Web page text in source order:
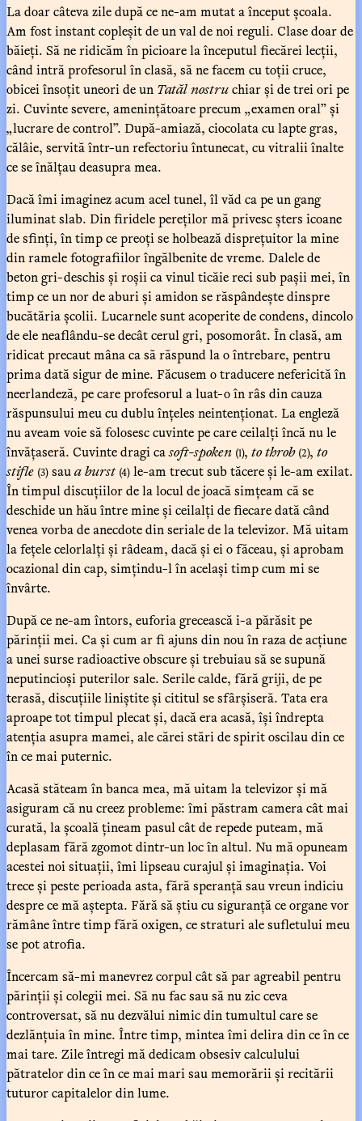
La doar câteva zile după ce ne-am mutat a început școala.
Am fost instant copleșit de un val de noi reguli. Clase doar de
băieți. Să ne ridicăm în picioare la începutul fiecărei lecții,
când intră profesorul în clasă, să ne facem cu toții cruce,
obicei însoțit uneori de un Tatăl nostruchiar și de trei ori pe
zi. Cuvinte severe, amenințătoare precum „examen oral” și
„lucrare de control”. După-amiază, ciocolata cu lapte gras,
călâie, servită într-un refectoriu întunecat, cu vitralii înalte
ce se înălțau deasupra mea.
Dacă îmi imaginez acum acel tunel, îl văd ca pe un gang
iluminat slab. Din firidele pereților mă privesc șters icoane
de sfinți, în timp ce preoți se holbează disprețuitor la mine
din ramele fotografiilor îngălbenite de vreme. Dalele de
beton gri-deschis și roșii ca vinul ticăie reci sub pașii mei, în
timp ce un nor de aburi și amidon se răspândește dinspre
bucătăria școlii. Lucarnele sunt acoperite de condens, dincolo
de ele neaflându-se decât cerul gri, posomorât. În clasă, am
ridicat precaut mâna ca să răspund la o întrebare, pentru
prima dată sigur de mine. Făcusem o traducere nefericită în
neerlandeză, pe care profesorul a luat-o în râs din cauza
răspunsului meu cu dublu înțeles neintenționat. La engleză
nu aveam voie să folosesc cuvinte pe care ceilalți încă nu le
învățaseră. Cuvinte dragi casoft-spoken (1), to throb (2), to
stifle (3) saua burst (4) le-am trecut sub tăcere și le-am exilat.
În timpul discuțiilor de la locul de joacă simțeam că se
deschide un hău între mine și ceilalți de fiecare dată când
venea vorba de anecdote din seriale de la televizor. Mă uitam
la fețele celorlalți și râdeam, dacă și ei o făceau, și aprobam
ocazional din cap, simțindu-l în același timp cum mi se
învârte.
După ce ne-am întors, euforia grecească i-a părăsit pe
părinții mei. Ca și cum ar fi ajuns din nou în raza de acțiune
a unei surse radioactive obscure și trebuiau să se supună
neputincioși puterilor sale. Serile calde, fără griji, de pe
terasă, discuțiile liniștite și cititul se sfârșiseră. Tata era
aproape tot timpul plecat și, dacă era acasă, își îndrepta
atenția asupra mamei, ale cărei stări de spirit oscilau din ce
în ce mai puternic.
Acasă stăteam în banca mea, mă uitam la televizor și mă
asiguram că nu creez probleme: îmi păstram camera cât mai
curată, la școală țineam pasul cât de repede puteam, mă
deplasam fără zgomot dintr-un loc în altul. Nu mă opuneam
acestei noi situații, îmi lipseau curajul și imaginația. Voi
trece și peste perioada asta, fără speranță sau vreun indiciu
despre ce mă aștepta. Fără să știu cu siguranță ce organe vor
rămâne între timp fără oxigen, ce straturi ale sufletului meu
se pot atrofia.
Încercam să-mi manevrez corpul cât să par agreabil pentru
părinții și colegii mei. Să nu fac sau să nu zic ceva
controversat, să nu dezvălui nimic din tumultul care se
dezlănțuia în mine. Între timp, mintea îmi delira din ce în ce
mai tare. Zile întregi mă dedicam obsesiv calculului
pătratelor din ce în ce mai mari sau memorării și recitării
tuturor capitalelor din lume.